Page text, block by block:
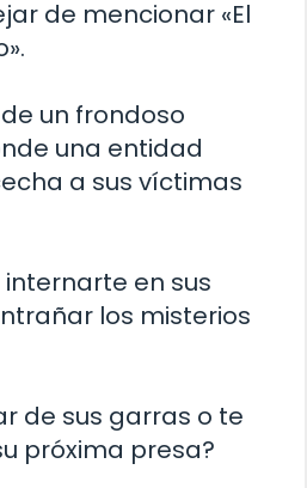
de mencionar «El
un frondoso
una entidad
a sus víctimas
en sus
los misterios
de sus garras o te
próxima presa?